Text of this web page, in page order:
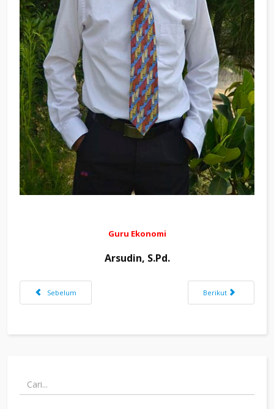
Guru Ekonomi
Arsudin, S.Pd.
Previous article: CAE
Sebelum Next article: SUHE
Berikut